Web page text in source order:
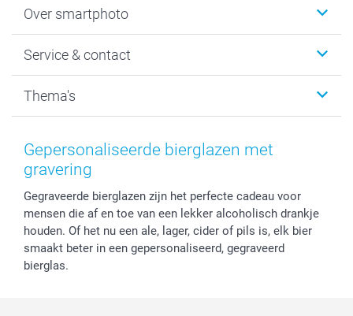
Fotoboeken
Fotocadeaus
Kaarten
Over smartphoto
Vacatures
Bestelproces
Herroepingsrecht
Privacy
Reviews
Prijslijst
Investor Relations
Service & contact
Tevredenheidsgarantie
Mijn orderstatus
smartbonus
service@smartphoto.nl
Affiliate partnerprogramma
Partnerships
Influencer partnerprogramma
Thema's
Baby
Moederdag
Huwelijk
Gepersonaliseerde bierglazen met
gravering
Gegraveerde bierglazen zijn het perfecte cadeau voor
mensen die af en toe van een lekker alcoholisch drankje
houden. Of het nu een ale, lager, cider of pils is, elk bier
smaakt beter in een gepersonaliseerd, gegraveerd
bierglas.